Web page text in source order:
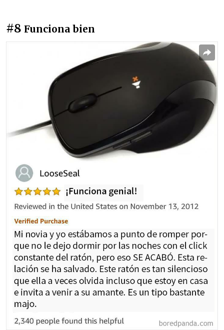
#8 Funciona bien